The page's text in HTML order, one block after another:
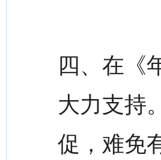
四、在《
大力支持
促，难免